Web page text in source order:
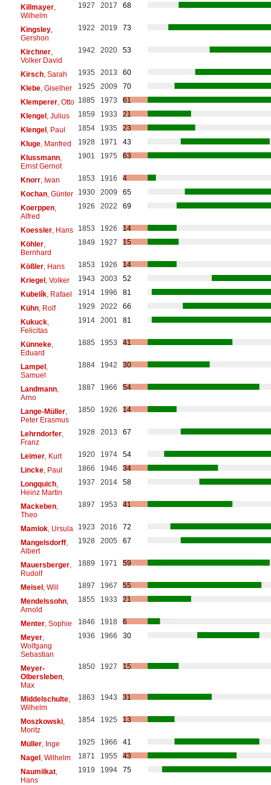
Killmayer,
Wilhelm
1927 2017 68
Kingsley,
Gershon
1922 2019 73
Kirchner,
Volker David
1942 2020 53
Kirsch, Sarah 1935 2013
60
Klebe, Giselher 1925 2009
70
Klemperer, Otto 1885 1973
61
Klengel, Julius 1859 1933
21
Klengel, Paul 1854 1935
23
Kluge, Manfred 1928 1971
43
Klussmann,
Ernst Gernot
1901 1975 63
Knorr, Iwan 1853 1916
4
Kochan, Günter 1930 2009
65
Koerppen,
Alfred
1926 2022 69
Koessler, Hans 1853 1926
14
Köhler,
Bernhard
1849 1927 15
Kößler, Hans 1853 1926
14
Kriegel, Volker 1943 2003
52
Kubelík, Rafael 1914 1996
81
Kühn, Rolf 1929 2022
66
Kukuck,
Felicitas
1914 2001 81
Künneke,
Eduard
1885 1953 41
Lampel,
Samuel
1884 1942 30
Landmann,
Arno
1887 1966 54
Lange-Müller,
Peter Erasmus
1850 1926 14
Lehrndorfer,
Franz
1928 2013 67
Leimer, Kurt 1920 1974
54
Lincke, Paul 1866 1946
34
Longquich,
Heinz Martin
1937 2014 58
Mackeben,
Theo
1897 1953 41
Mamlok, Ursula 1923 2016
72
Mangelsdorff,
Albert
1928 2005 67
Mauersberger,
Rudolf
1889 1971 59
Meisel, Will 1897 1967
55
Mendelssohn,
Arnold
1855 1933 21
Menter, Sophie 1846 1918
6
Meyer,
Wolfgang
Sebastian
1936 1966 30
Meyer-
Olbersleben,
Max
1850 1927 15
Middelschulte,
Wilhelm
1863 1943 31
Moszkowski,
Moritz
1854 1925 13
Müller, Inge 1925 1966
41
Nagel, Wilhelm 1871 1955
43
Naumilkat,
Hans
1919 1994 75